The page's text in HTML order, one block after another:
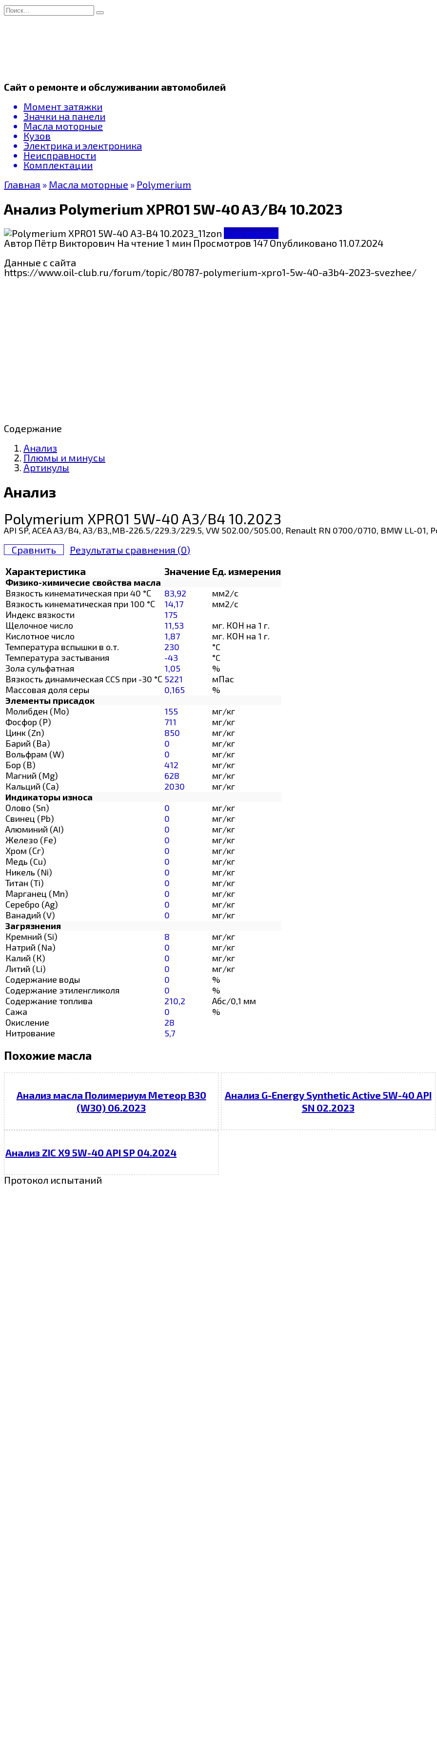
Перейти
к
Search
for:
Сайт о ремонте и обслуживании автомобилей
Момент затяжки
Значки на панели
Масла моторные
Кузов
Электрика и электроника
Неисправности
Комплектации
Главная » Масла моторные » Polymerium
Анализ Polymerium XPRO1 5W-40 A3/B4 10.2023
Polymerium
Автор Пётр Викторович На чтение 1 мин Просмотров147Опубликовано 11.07.2024
Данные с сайта
https://www.oil-club.ru/forum/topic/80787-polymerium-xpro1-5w-40-a3b4-2023-svezhee/
Содержание
Анализ
Плюмы и минусы
Артикулы
Анализ
Polymerium XPRO1 5W-40 A3/B4 10.2023
API SP, ACEA A3/B4, A3/B3,,MB-226.5/229.3/229.5, VW 502.00/505.00, Renault RN 0700/0710, BMW LL-01,
Сравнить Результаты сравнения (0)
Характеристика
Значение Ед. измерения
Физико-химичесие свойства масла
Вязкость кинематическая при 40 °С
83,92
мм2/с
Вязкость кинематическая при 100 °С
14,17
мм2/с
Индекс вязкости
175
Щелочное число
11,53
мг. КОН на 1 г.
Кислотное число
1,87
мг. КОН на 1 г.
Температура вспышки в о.т.
230
°C
Температура застывания
-43
°C
Зола сульфатная
1,05
%
Вязкость динамическая CCS при -30 °С 5221
мПас
Массовая доля серы
0,165
%
Элементы присадок
Молибден (Мо)
155
мг/кг
Фосфор (Р)
711
мг/кг
Цинк (Zn)
850
мг/кг
Барий (Ва)
0
мг/кг
Вольфрам (W)
0
мг/кг
Бор (В)
412
мг/кг
Магний (Mg)
628
мг/кг
Кальций (Са)
2030
мг/кг
Индикаторы износа
Олово (Sn)
0
мг/кг
Свинец (Pb)
0
мг/кг
Алюминий (AI)
0
мг/кг
Железо (Fe)
0
мг/кг
Хром (Сг)
0
мг/кг
Медь (Cu)
0
мг/кг
Никель (Ni)
0
мг/кг
Титан (Ti)
0
мг/кг
Марганец (Mn)
0
мг/кг
Серебро (Ag)
0
мг/кг
Ванадий (V)
0
мг/кг
Загрязнения
Кремний (Si)
8
мг/кг
Натрий (Na)
0
мг/кг
Калий (К)
0
мг/кг
Литий (Li)
0
мг/кг
Содержание воды
0
%
Содержание этиленгликоля
0
%
Содержание топлива
210,2
Абс/0,1 мм
Сажа
0
%
Окисление
28
Нитрование
5,7
Похожие масла
Анализ масла Полимериум Метеор В30
(W30) 06.2023
Анализ G-Energy Synthetic Active 5W-40 API
SN 02.2023
Анализ ZIC X9 5W-40 API SP 04.2024
Протокол испытаний